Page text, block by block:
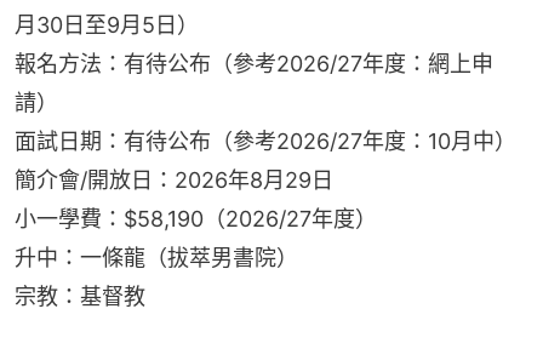
月30日至9月5日）
報名方法：有待公布（參考2026/27年度：網上申
請）
面試日期：有待公布（參考2026/27年度：10月中）
簡介會/開放日：2026年8月29日
小一學費：$58,190（2026/27年度）
升中：一條龍（拔萃男書院）
宗教：基督教